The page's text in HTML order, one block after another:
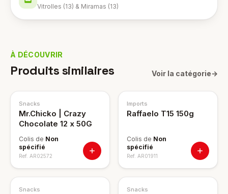
Vitrolles (13) & Miramas (13)
À DÉCOUVRIR
Produits similaires Voir la catégorie→
Snacks
Mr.Chicko | Crazy
Chocolate 12 x 50G
Colis de Non
spécifié
Ref. AR02572
Imports
Raffaelo T15 150g
Colis de Non
spécifié
Ref. AR01911
Snacks Snacks